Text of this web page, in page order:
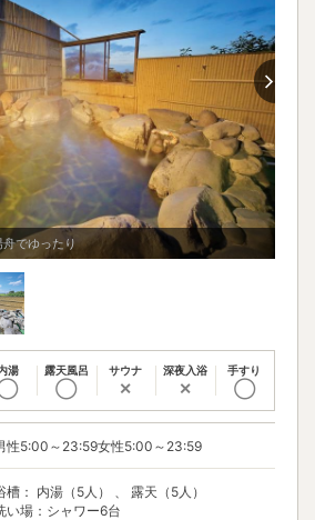
◯
アイス
◯
テレビ・雑誌・新聞
舟でゆったり
湯 露天風呂
◯
サウナ
✕
深夜入浴
✕
手すり
◯
性5:00～23:59女性5:00～23:59
槽： 内湯（5人） 、 露天（5人）
い場：シャワー6台